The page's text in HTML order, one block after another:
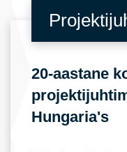
20-aastane
Hungaria's